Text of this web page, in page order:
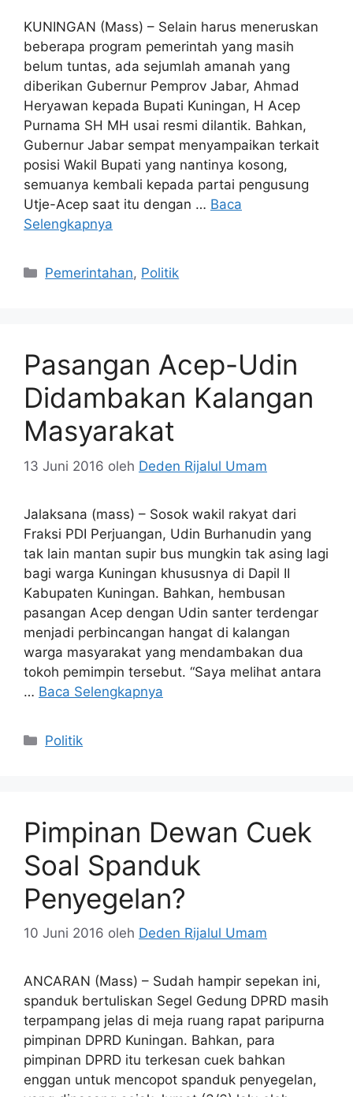
KUNINGAN (Mass) – Selain harus meneruskan
beberapa program pemerintah yang masih
belum tuntas, ada sejumlah amanah yang
diberikan Gubernur Pemprov Jabar, Ahmad
Heryawan kepada Bupati Kuningan, H Acep
Purnama SH MH usai resmi dilantik. Bahkan,
Gubernur Jabar sempat menyampaikan terkait
posisi Wakil Bupati yang nantinya kosong,
semuanya kembali kepada partai pengusung
Utje-Acep saat itu dengan … Baca
Selengkapnya
Kategori
Pemerintahan, Politik
Pasangan Acep-Udin
Didambakan Kalangan
Masyarakat
13 Juni 2016 oleh Deden Rijalul Umam
Jalaksana (mass) – Sosok wakil rakyat dari
Fraksi PDI Perjuangan, Udin Burhanudin yang
tak lain mantan supir bus mungkin tak asing lagi
bagi warga Kuningan khususnya di Dapil II
Kabupaten Kuningan. Bahkan, hembusan
pasangan Acep dengan Udin santer terdengar
menjadi perbincangan hangat di kalangan
warga masyarakat yang mendambakan dua
tokoh pemimpin tersebut. “Saya melihat antara
… Baca Selengkapnya
Kategori
Politik
Pimpinan Dewan Cuek
Soal Spanduk
Penyegelan?
10 Juni 2016 oleh Deden Rijalul Umam
ANCARAN (Mass) – Sudah hampir sepekan ini,
spanduk bertuliskan Segel Gedung DPRD masih
terpampang jelas di meja ruang rapat paripurna
pimpinan DPRD Kuningan. Bahkan, para
pimpinan DPRD itu terkesan cuek bahkan
enggan untuk mencopot spanduk penyegelan,